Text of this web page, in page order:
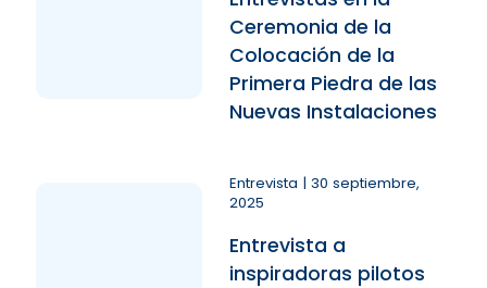
Ceremonia de la
Colocación de la
Primera Piedra de las
Nuevas Instalaciones
Entrevista | 30 septiembre,
2025
Entrevista a
inspiradoras pilotos